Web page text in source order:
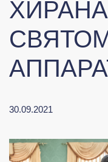
30.09.2021